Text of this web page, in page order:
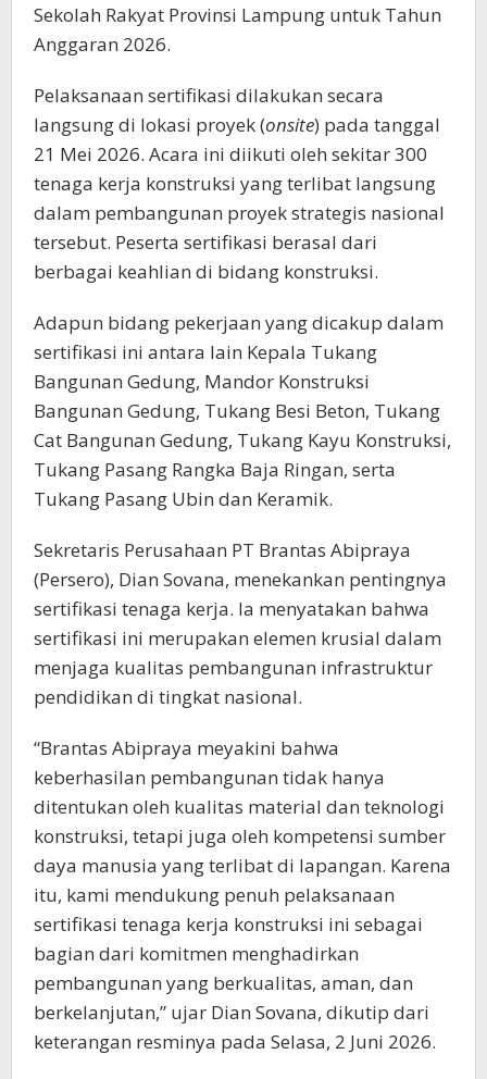
Sekolah Rakyat Provinsi Lampung untuk Tahun
Anggaran 2026.
Pelaksanaan sertifikasi dilakukan secara
langsung di lokasi proyek (onsite) pada tanggal
21 Mei 2026. Acara ini diikuti oleh sekitar 300
tenaga kerja konstruksi yang terlibat langsung
dalam pembangunan proyek strategis nasional
tersebut. Peserta sertifikasi berasal dari
berbagai keahlian di bidang konstruksi.
Adapun bidang pekerjaan yang dicakup dalam
sertifikasi ini antara lain Kepala Tukang
Bangunan Gedung, Mandor Konstruksi
Bangunan Gedung, Tukang Besi Beton, Tukang
Cat Bangunan Gedung, Tukang Kayu Konstruksi,
Tukang Pasang Rangka Baja Ringan, serta
Tukang Pasang Ubin dan Keramik.
Sekretaris Perusahaan PT Brantas Abipraya
(Persero), Dian Sovana, menekankan pentingnya
sertifikasi tenaga kerja. Ia menyatakan bahwa
sertifikasi ini merupakan elemen krusial dalam
menjaga kualitas pembangunan infrastruktur
pendidikan di tingkat nasional.
“Brantas Abipraya meyakini bahwa
keberhasilan pembangunan tidak hanya
ditentukan oleh kualitas material dan teknologi
konstruksi, tetapi juga oleh kompetensi sumber
daya manusia yang terlibat di lapangan. Karena
itu, kami mendukung penuh pelaksanaan
sertifikasi tenaga kerja konstruksi ini sebagai
bagian dari komitmen menghadirkan
pembangunan yang berkualitas, aman, dan
berkelanjutan,” ujar Dian Sovana, dikutip dari
keterangan resminya pada Selasa, 2 Juni 2026.